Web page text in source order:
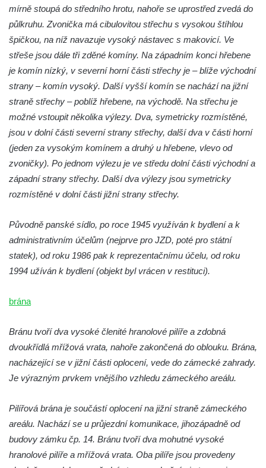
mírně stoupá do středního hrotu, nahoře se uprostřed zvedá do
půlkruhu. Zvonička má cibulovitou střechu s vysokou štíhlou
špičkou, na níž navazuje vysoký nástavec s makovicí. Ve
střeše jsou dále tři zděné komíny. Na západním konci hřebene
je komín nízký, v severní horní části střechy je – blíže východní
strany – komín vysoký. Další vyšší komín se nachází na jižní
straně střechy – poblíž hřebene, na východě. Na střechu je
možné vstoupit několika výlezy. Dva, symetricky rozmístěné,
jsou v dolní části severní strany střechy, další dva v části horní
(jeden za vysokým komínem a druhý u hřebene, vlevo od
zvoničky). Po jednom výlezu je ve středu dolní části východní a
západní strany střechy. Další dva výlezy jsou symetricky
rozmístěné v dolní části jižní strany střechy.
Původně panské sídlo, po roce 1945 využíván k bydlení a k
administrativním účelům (nejprve pro JZD, poté pro státní
statek), od roku 1986 pak k reprezentačnímu účelu, od roku
1994 užíván k bydlení (objekt byl vrácen v restituci).
brána
Bránu tvoří dva vysoké členité hranolové pilíře a zdobná
dvoukřídlá mřížová vrata, nahoře zakončená do oblouku. Brána,
nacházející se v jižní části oplocení, vede do zámecké zahrady.
Je výrazným prvkem vnějšího vzhledu zámeckého areálu.
Pilířová brána je součástí oplocení na jižní straně zámeckého
areálu. Nachází se u průjezdní komunikace, jihozápadně od
budovy zámku čp. 14. Bránu tvoří dva mohutné vysoké
hranolové pilíře a mřížová vrata. Oba pilíře jsou provedeny